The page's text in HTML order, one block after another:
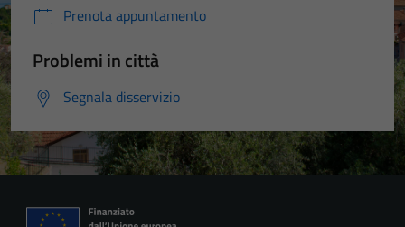
Prenota appuntamento
Problemi in città
Segnala disservizio